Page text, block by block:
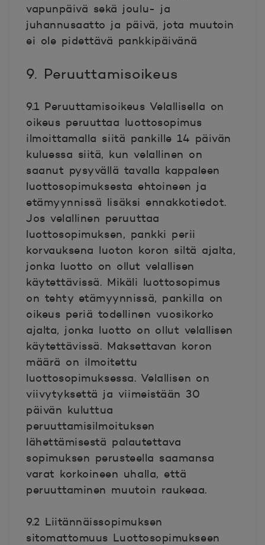
vapunpäivä sekä joulu- ja
juhannusaatto ja päivä, jota muutoin
ei ole pidettävä pankkipäivänä
9. Peruuttamisoikeus
9.1 Peruuttamisoikeus Velallisella on
oikeus peruuttaa luottosopimus
ilmoittamalla siitä pankille 14 päivän
kuluessa siitä, kun velallinen on
saanut pysyvällä tavalla kappaleen
luottosopimuksesta ehtoineen ja
etämyynnissä lisäksi ennakkotiedot.
Jos velallinen peruuttaa
luottosopimuksen, pankki perii
korvauksena luoton koron siltä ajalta,
jonka luotto on ollut velallisen
käytettävissä. Mikäli luottosopimus
on tehty etämyynnissä, pankilla on
oikeus periä todellinen vuosikorko
ajalta, jonka luotto on ollut velallisen
käytettävissä. Maksettavan koron
määrä on ilmoitettu
luottosopimuksessa. Velallisen on
viivytyksettä ja viimeistään 30
päivän kuluttua
peruuttamisilmoituksen
lähettämisestä palautettava
sopimuksen perusteella saamansa
varat korkoineen uhalla, että
peruuttaminen muutoin raukeaa.
9.2 Liitännäissopimuksen
sitomattomuus Luottosopimukseen